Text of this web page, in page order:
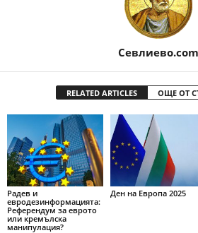
Севлиево.com
RELATED ARTICLES ОЩЕ ОТ
Радев и
евродезинформацията:
Референдум за еврото
или кремълска
манипулация?
Ден на Европа 2025